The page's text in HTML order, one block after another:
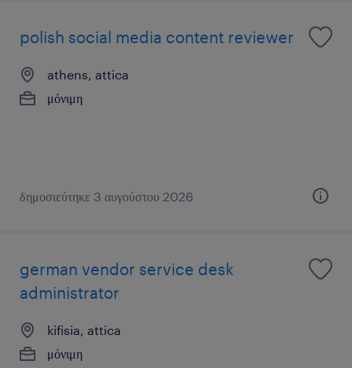
polish social media content reviewer
athens, attica
μόνιμη
δημοσιεύτηκε 3 αυγούστου 2026
german vendor service desk
administrator
kifisia, attica
μόνιμη